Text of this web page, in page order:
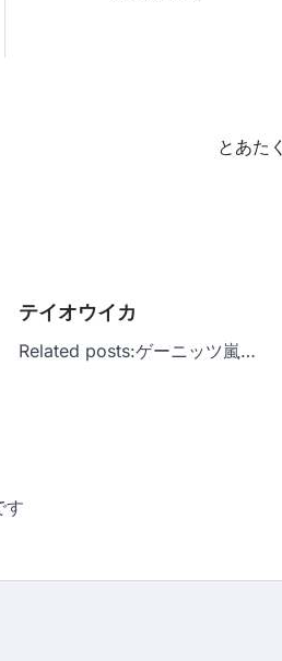
とあたく
テイオウイカ
Related posts:ゲーニッツ嵐…
す